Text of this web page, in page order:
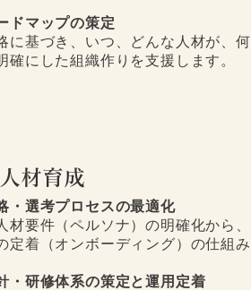
ドマップの策定
基づき、いつ、どんな人材が、
確にした組織作りを支援します。
材育成
・選考プロセスの最適化
要件（ペルソナ）の明確化から、
着（オンボーディング）の仕組み
・研修体系の策定と運用定着